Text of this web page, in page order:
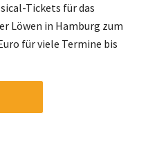
Tickets für das
Löwen in Hamburg zum
für viele Termine bis